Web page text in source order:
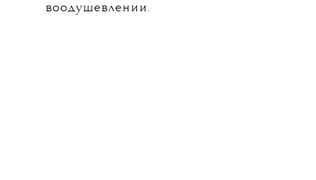
воодушевлении.